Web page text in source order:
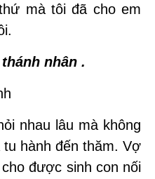
mà tôi đã cho em
nhân .
nhau lâu mà không
hành đến thăm. Vợ
được sinh con nối